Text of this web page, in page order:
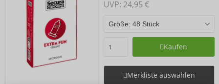
UVP: 24,95 €
Kaufen
Merkliste auswählen